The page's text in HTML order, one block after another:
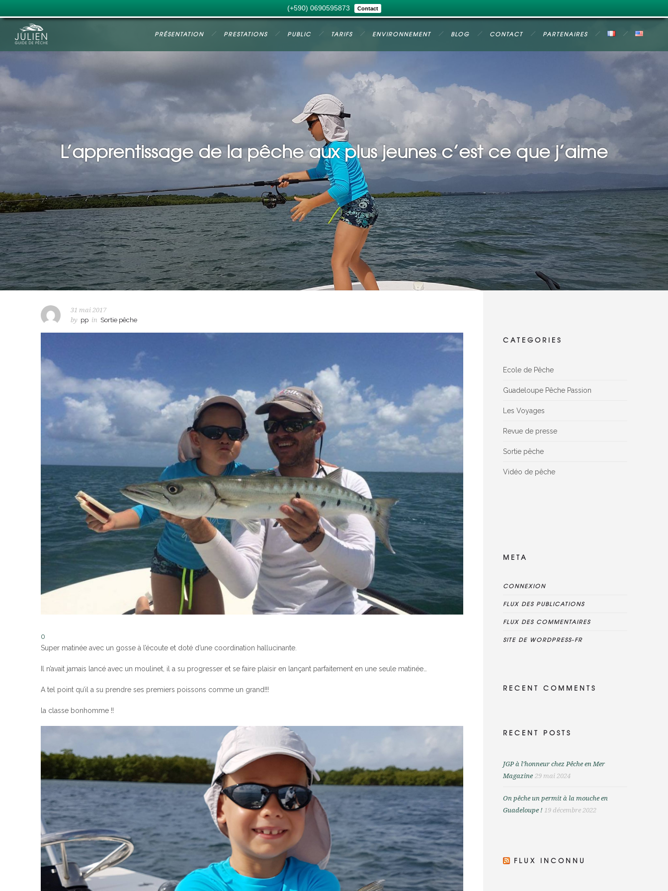
(+590) 0690595873 Contact
PRÉSENTATION PRESTATIONS PUBLIC TARIFS ENVIRONNEMENT BLOG CONTACT PARTENAIRES
L’apprentissage de la pêche aux plus jeunes c’est ce que j’aime
31 mai 2017
by pp in Sortie pêche
0
Super matinée avec un gosse à l’écoute et doté d’une coordination hallucinante.
Il n’avait jamais lancé avec un moulinet, il a su progresser et se faire plaisir en lançant parfaitement en une seule matinée…
A tel point qu’il a su prendre ses premiers poissons comme un grand!!!
la classe bonhomme !!
CATEGORIES
Ecole de Pêche
Guadeloupe Pêche Passion
Les Voyages
Revue de presse
Sortie pêche
Vidéo de pêche
META
CONNEXION
FLUX DES PUBLICATIONS
FLUX DES COMMENTAIRES
SITE DE WORDPRESS-FR
RECENT COMMENTS
RECENT POSTS
JGP à l’honneur chez Pêche en Mer
Magazine 29 mai 2024
On pêche un permit à la mouche en
Guadeloupe ! 19 décembre 2022
FLUX INCONNU